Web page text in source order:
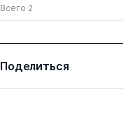
Всего 2
Поделиться